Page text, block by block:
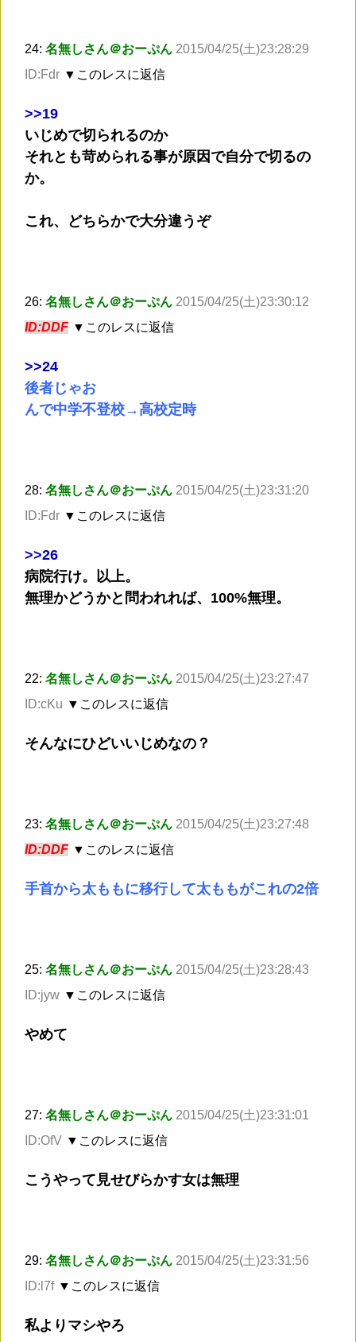
24: 名無しさん＠おーぷん 2015/04/25(土)23:28:29
ID:Fdr ▼このレスに返信
>>19
いじめで切られるのか
それとも苛められる事が原因で自分で切るの
か。
これ、どちらかで大分違うぞ
26: 名無しさん＠おーぷん 2015/04/25(土)23:30:12
ID:DDF ▼このレスに返信
>>24
後者じゃお
んで中学不登校→高校定時
28: 名無しさん＠おーぷん 2015/04/25(土)23:31:20
ID:Fdr ▼このレスに返信
>>26
病院行け。以上。
無理かどうかと問われれば、100%無理。
22: 名無しさん＠おーぷん 2015/04/25(土)23:27:47
ID:cKu ▼このレスに返信
そんなにひどいいじめなの？
23: 名無しさん＠おーぷん 2015/04/25(土)23:27:48
ID:DDF ▼このレスに返信
手首から太ももに移行して太ももがこれの2倍
25: 名無しさん＠おーぷん 2015/04/25(土)23:28:43
ID:jyw ▼このレスに返信
やめて
27: 名無しさん＠おーぷん 2015/04/25(土)23:31:01
ID:OfV ▼このレスに返信
こうやって見せびらかす女は無理
29: 名無しさん＠おーぷん 2015/04/25(土)23:31:56
ID:l7f ▼このレスに返信
私よりマシやろ